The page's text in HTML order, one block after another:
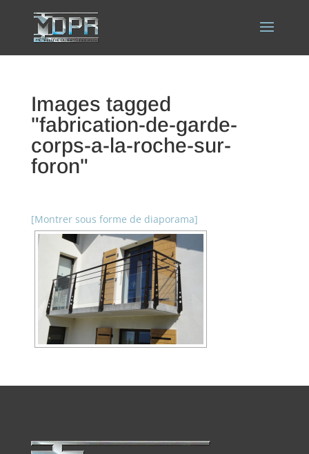
Images tagged
"fabrication-de-garde-
corps-a-la-roche-sur-
foron"
[Montrer sous forme de diaporama]